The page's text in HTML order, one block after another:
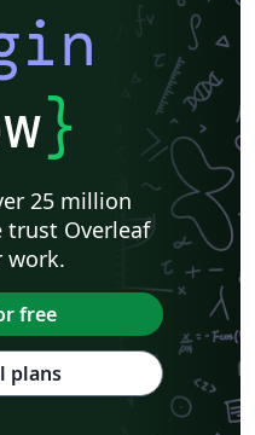
}
25 million
trust Overleaf
work.
free
plans